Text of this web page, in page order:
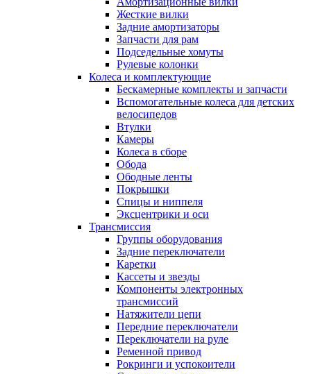
Жесткие вилки
Задние амортизаторы
Запчасти для рам
Подседельные хомуты
Рулевые колонки
Колеса и комплектующие
Бескамерные комплекты и запчасти
Вспомогательные колеса для детских
велосипедов
Втулки
Камеры
Колеса в сборе
Обода
Ободные ленты
Покрышки
Спицы и ниппеля
Эксцентрики и оси
Трансмиссия
Группы оборудования
Задние переключатели
Каретки
Кассеты и звезды
Компоненты электронных
трансмиссий
Натяжители цепи
Передние переключатели
Переключатели на руле
Ременной привод
Рокринги и успокоители